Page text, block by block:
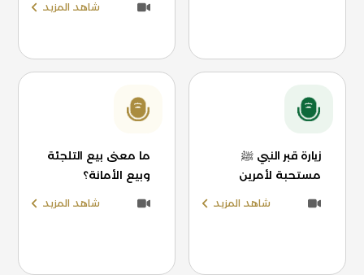
شاهد المزيد
زيارة قبر النبي ﷺ
مستحبة لأمرين
شاهد المزيد
ما معنى بيع التلجئة
وبيع الأمانة؟
شاهد المزيد